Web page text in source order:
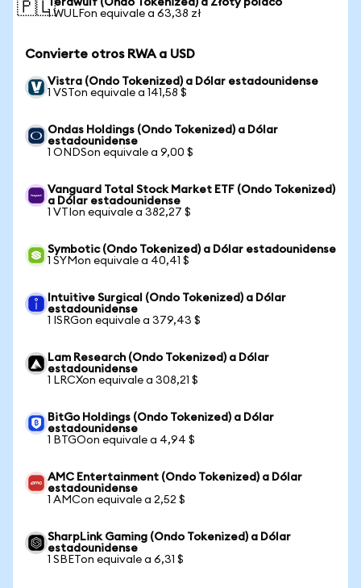
🇵🇱Terawulf (Ondo Tokenized) a Złoty polaco
1 WULFon equivale a 63,38 zł
Convierte otros RWA a USD
Vistra (Ondo Tokenized) a Dólar estadounidense
1 VSTon equivale a 141,58 $
Ondas Holdings (Ondo Tokenized) a Dólar
estadounidense
1 ONDSon equivale a 9,00 $
Vanguard Total Stock Market ETF (Ondo Tokenized)
a Dólar estadounidense
1 VTIon equivale a 382,27 $
Symbotic (Ondo Tokenized) a Dólar estadounidense
1 SYMon equivale a 40,41 $
Intuitive Surgical (Ondo Tokenized) a Dólar
estadounidense
1 ISRGon equivale a 379,43 $
Lam Research (Ondo Tokenized) a Dólar
estadounidense
1 LRCXon equivale a 308,21 $
BitGo Holdings (Ondo Tokenized) a Dólar
estadounidense
1 BTGOon equivale a 4,94 $
AMC Entertainment (Ondo Tokenized) a Dólar
estadounidense
1 AMCon equivale a 2,52 $
SharpLink Gaming (Ondo Tokenized) a Dólar
estadounidense
1 SBETon equivale a 6,31 $